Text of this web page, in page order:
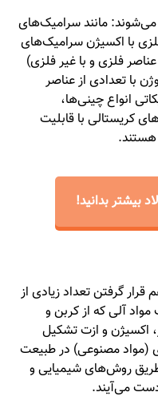
می‌شوند: مانند سرامیک‌های
با اکسیژن سرامیک‌های
فلزی و با غیر فلزی)
با تعدادی از عناصر
انواع چینی‌ها،
کریستالی با قابلیت
بیشتر بدانید!
گرفتن تعداد زیادی از
آلی که از کربن و
اکسیژن و ازت تشکیل
(مواد مصنوعی) در طبیعت
طریق روش‌های شیمیایی و
می‌آیند.